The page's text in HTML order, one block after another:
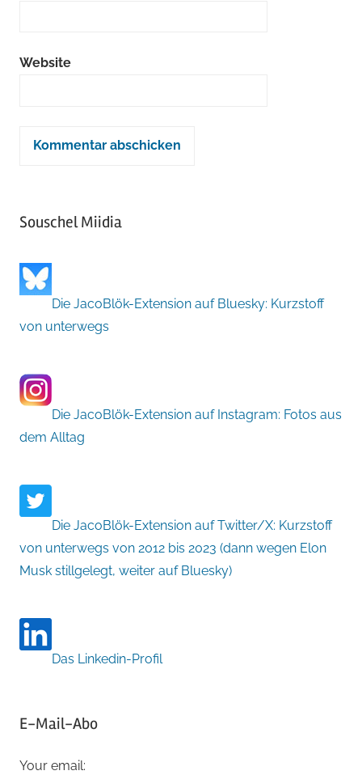
Website
Souschel Miidia
Die JacoBlök-Extension auf Bluesky: Kurzstoff
von unterwegs
Die JacoBlök-Extension auf Instagram: Fotos aus
dem Alltag
Die JacoBlök-Extension auf Twitter/X: Kurzstoff
von unterwegs von 2012 bis 2023 (dann wegen Elon
Musk stillgelegt, weiter auf Bluesky)
Das Linkedin-Profil
E-Mail-Abo
Your email: